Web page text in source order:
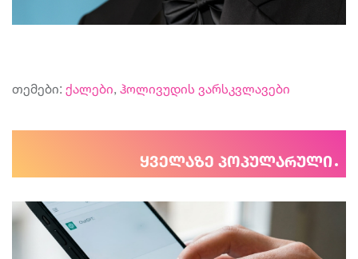
თემები: ქალები, ჰოლივუდის ვარსკვლავები
ყველაზე პოპულარული